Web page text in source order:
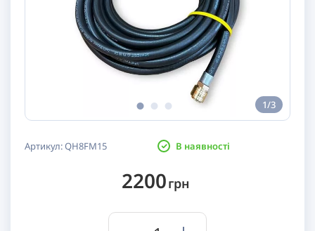
1/3
Артикул:QH8FM15 В наявності
2200грн